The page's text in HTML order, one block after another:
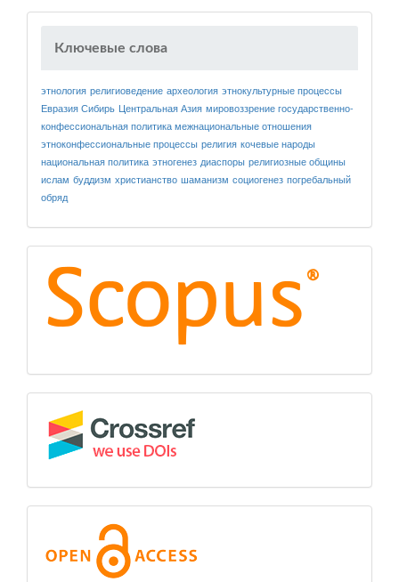
Ключевые слова
этнология религиоведение археология этнокультурные процессы
ЕвразияСибирь Центральная Азия мировоззрениегосударственно-
конфессиональная политикамежнациональные отношения
этноконфессиональные процессы религия кочевые народы
национальная политика этногенез диаспоры религиозные общины
ислам буддизм христианство шаманизм социогенез погребальный
обряд